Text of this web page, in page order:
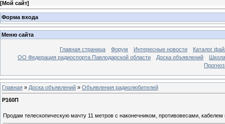
[Мой сайт]
Форма входа
Меню сайта
Главная страница Форум Интересные новости
Каталог
ОО Федерация радиоспорта Павлодарской области
Доска объявлений
Главная » Доска объявлений » Объявления радиолюбителей
Р160П
Продам телескопическую мачту 11 метров с наконечником, противовесами,